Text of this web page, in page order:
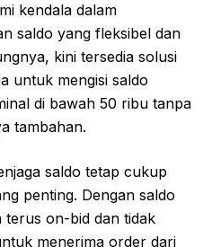
kendala dalam
saldo yang fleksibel dan
kini tersedia solusi
untuk mengisi saldo
di bawah 50 ribu tanpa
tambahan.
saldo tetap cukup
penting. Dengan saldo
terus on-bid dan tidak
menerima order dari